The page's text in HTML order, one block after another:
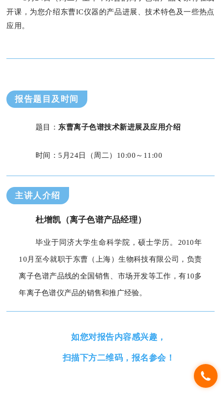
开课，为您介绍东曹IC仪器的产品进展、技术特色及一些热点
应用。
报告题目及时间
题目：东曹离子色谱技术新进展及应用介绍
时间：5月24日（周二）10:00～11:00
主讲人介绍
杜增凯（离子色谱产品经理）
毕业于同济大学生命科学院，硕士学历。2010年
10月至今就职于东曹（上海）生物科技有限公司，负责
离子色谱产品线的全国销售、市场开发等工作，有10多
年离子色谱仪产品的销售和推广经验。
如您对报告内容感兴趣，
扫描下方二维码，报名参会！